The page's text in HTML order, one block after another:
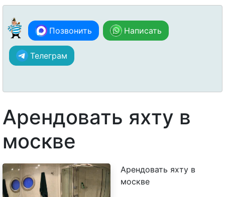
Позвонить Написать
Телеграм
Арендовать яхту в
москве
Арендовать яхту в
москве